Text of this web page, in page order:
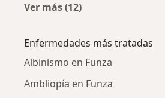
Ver más (12)
Enfermedades más tratadas
Albinismo en Funza
Ambliopía en Funza